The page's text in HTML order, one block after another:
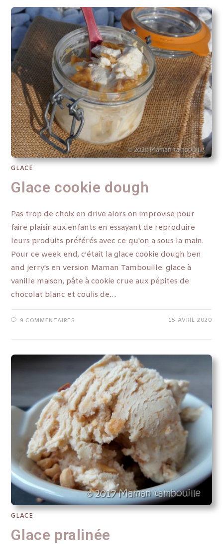
GLACE
Glace cookie dough
Pas trop de choix en drive alors on improvise pour
faire plaisir aux enfants en essayant de reproduire
leurs produits préférés avec ce qu'on a sous la main.
Pour ce week end, c'était la glace cookie dough ben
and jerry's en version Maman Tambouille: glace à
vanille maison, pâte à cookie crue aux pépites de
chocolat blanc et coulis de…
9 COMMENTAIRES 15 AVRIL 2020
GLACE
Glace pralinée